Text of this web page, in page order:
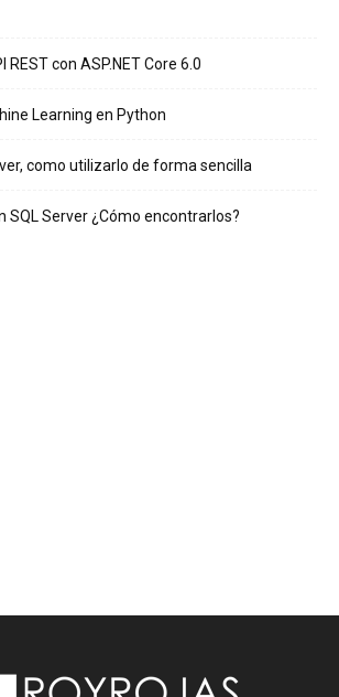
con ASP.NET Core 6.0
Learning en Python
como utilizarlo de forma sencilla
SQL Server ¿Cómo encontrarlos?